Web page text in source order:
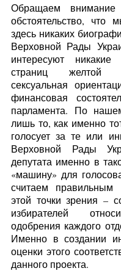
Обращаем внимание
обстоятельство,
здесь никаких
Верховной Рады
интересуют
страниц желтой
сексуальная
финансовая
парламента. По
лишь то, как именно
голосует за те или
Верховной Рады
депутата именно в
«машину» для
считаем правильным
этой точки зрения –
избирателей
одобрения каждого
Именно в создании
оценки этого
данного проекта.